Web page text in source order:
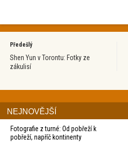
Předešlý
Shen Yun v Torontu: Fotky ze
zákulisí
NEJNOVĚJŠÍ
Fotografie z turné: Od pobřeží k
pobřeží, napříč kontinenty